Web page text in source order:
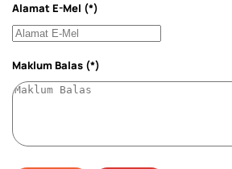
Alamat E-Mel (*)
Maklum Balas (*)